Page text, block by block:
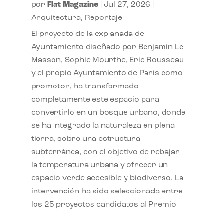
por Flat Magazine| Jul 27, 2026
Arquitectura, Reportaje
El proyecto de la explanada del
Ayuntamiento diseñado por Benjamin Le
Masson, Sophie Mourthe, Eric Rousseau
y el propio Ayuntamiento de París como
promotor, ha transformado
completamente este espacio para
convertirlo en un bosque urbano, donde
se ha integrado la naturaleza en plena
tierra, sobre una estructura
subterránea, con el objetivo de rebajar
la temperatura urbana y ofrecer un
espacio verde accesible y biodiverso. La
intervención ha sido seleccionada entre
los 25 proyectos candidatos al Premio